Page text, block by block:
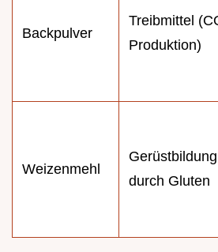
Backpulver
Treibmittel
Produktion)
Weizenmehl
Gerüstbildung
durch Gluten